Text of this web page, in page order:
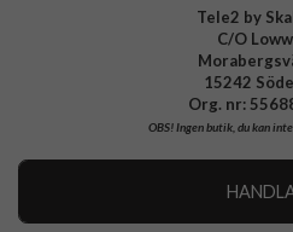
Tele2 by
C/O
15242
Org. nr:
OBS!Ingen butik, du kan